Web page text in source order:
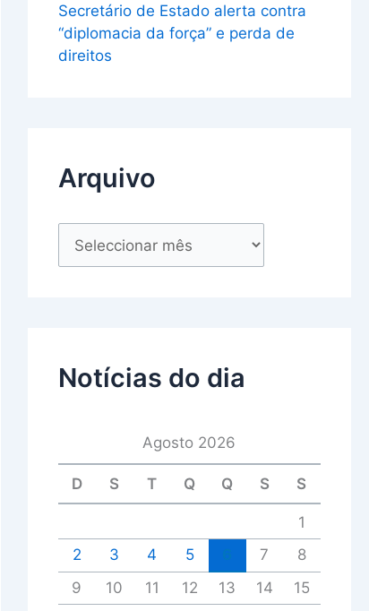
Secretário de Estado alerta contra
“diplomacia da força” e perda de
direitos
Arquivo
Notícias do dia
Agosto 2026
D S T Q Q S S
1
2
3 4 5 7
8
9
10 11 12 13 14
15